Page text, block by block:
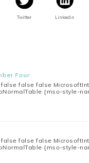
Twitter Linkedin
Four
false false false
{mso-style-
false false false
{mso-style-